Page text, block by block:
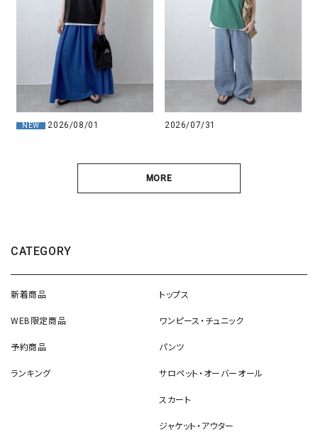
NEW 2026/08/01 2026/07/31
MORE
CATEGORY
新着商品
WEB限定商品
予約商品
ランキング
トップス
ワンピース・チュニック
パンツ
サロペット・オーバーオール
スカート
ジャケット・アウター